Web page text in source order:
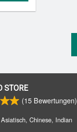
STORE
(15 Bewertungen)
Chinese, Indian